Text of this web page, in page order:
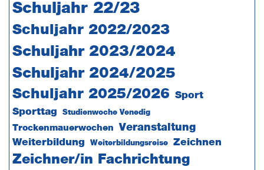
Schuljahr 22/23
Schuljahr 2022/2023
Schuljahr 2023/2024
Schuljahr 2024/2025
Schuljahr 2025/2026
Sport
Sporttag
Studienwoche Venedig
Trockenmauerwochen Veranstaltung
Weiterbildung Weiterbildungsreise Zeichnen
Zeichner/in Fachrichtung